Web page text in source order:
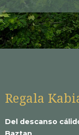
Regala
Del descanso